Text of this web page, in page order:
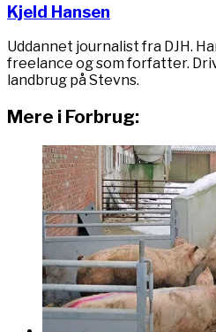
Kjeld Hansen
Uddannet journalist fra DJH.
freelance og som forfatter.
landbrug på Stevns.
Mere i Forbrug: